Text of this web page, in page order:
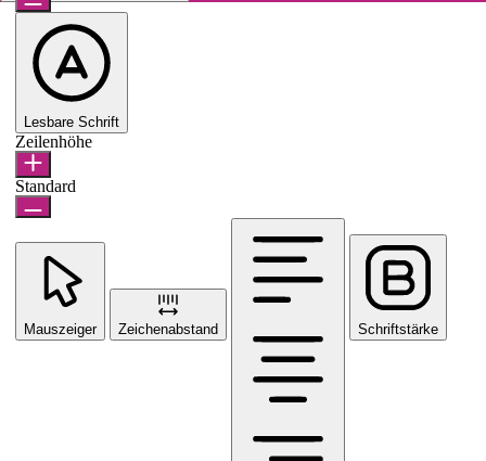
Lesbare Schrift
Zeilenhöhe
Standard
Mauszeiger Zeichenabstand Schriftstärke